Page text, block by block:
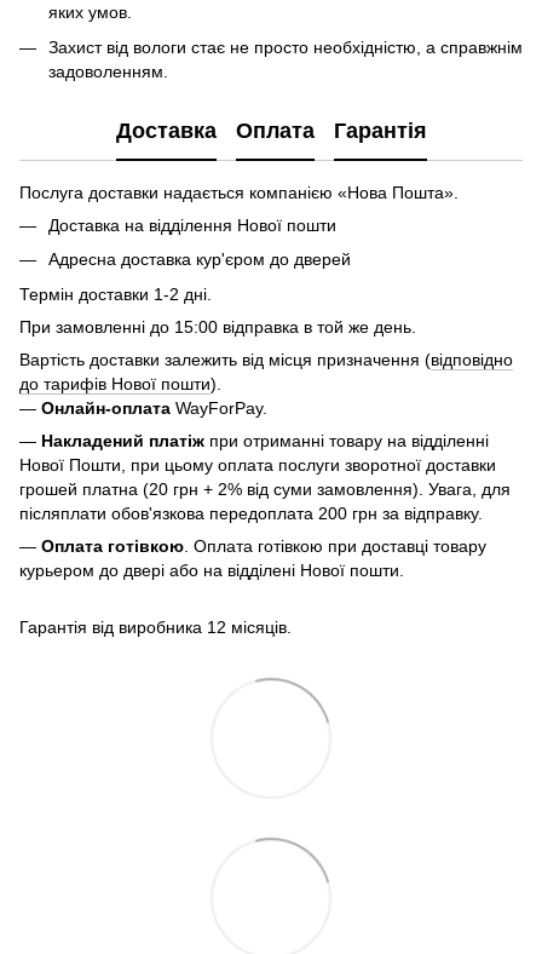
яких умов.
Захист від вологи стає не просто необхідністю, а справжнім
задоволенням.
Доставка Оплата Гарантія
Послуга доставки надається компанією «Нова Пошта».
Доставка на відділення Нової пошти
Адресна доставка кур'єром до дверей
Термін доставки 1-2 дні.
При замовленні до 15:00 відправка в той же день.
Вартість доставки залежить від місця призначення (відповідно
до тарифів Нової пошти).
— Онлайн-оплата WayForPay.
— Накладений платіж при отриманні товару на відділенні
Нової Пошти, при цьому оплата послуги зворотної доставки
грошей платна (20 грн + 2% від суми замовлення). Увага, для
післяплати обов'язкова передоплата 200 грн за відправку.
— Оплата готівкою . Оплата готівкою при доставці товару
курьером до двері або на відділені Нової пошти.
Гарантія від виробника 12 місяців.